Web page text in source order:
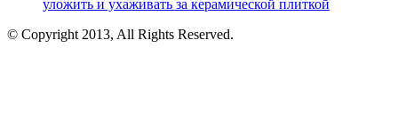
уложить и ухаживать за керамической плиткой
© Copyright 2013, All Rights Reserved.